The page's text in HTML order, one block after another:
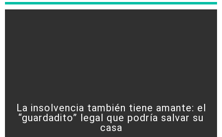
La insolvencia también tiene amante: el
“guardadito” legal que podría salvar su
casa